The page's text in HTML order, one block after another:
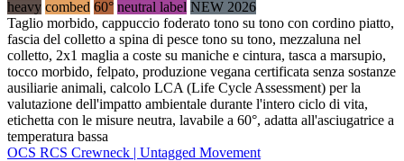
heavy combed 60° neutral label NEW 2026
Taglio morbido, cappuccio foderato tono su tono con cordino piatto,
fascia del colletto a spina di pesce tono su tono, mezzaluna nel
colletto, 2x1 maglia a coste su maniche e cintura, tasca a marsupio,
tocco morbido, felpato, produzione vegana certificata senza sostanze
ausiliarie animali, calcolo LCA (Life Cycle Assessment) per la
valutazione dell'impatto ambientale durante l'intero ciclo di vita,
etichetta con le misure neutra, lavabile a 60°, adatta all'asciugatrice a
temperatura bassa
OCS RCS Crewneck | Untagged Movement